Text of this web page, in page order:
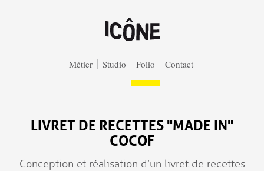
Métier Studio Folio Contact
LIVRET DE RECETTES "MADE IN"
COCOF
Conception et réalisation d’un livret de recettes